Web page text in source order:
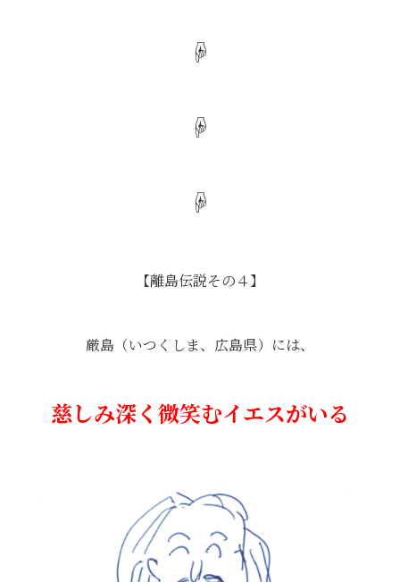
☟
☟
☟
【離島伝説その４】
厳島（いつくしま、広島県）には、
慈しみ深く微笑むイエスがいる